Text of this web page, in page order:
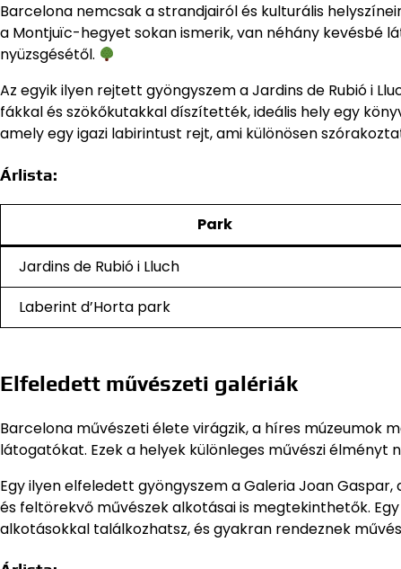
Barcelona nemcsak a strandjairól és kulturális
a Montjuïc-hegyet sokan ismerik, van néhány kevésbé
nyüzsgésétől.
Az egyik ilyen rejtett gyöngyszem a Jardins de Rubió i
fákkal és szökőkutakkal díszítették, ideális hely egy
amely egy igazi labirintust rejt, ami különösen
Árlista:
Park
Jardins de Rubió i Lluch
Laberint d’Horta park
Elfeledett művészeti galériák
Barcelona művészeti élete virágzik, a híres múzeumok
látogatókat. Ezek a helyek különleges művészi élményt
Egy ilyen elfeledett gyöngyszem a Galeria Joan
és feltörekvő művészek alkotásai is megtekinthetők.
alkotásokkal találkozhatsz, és gyakran rendeznek